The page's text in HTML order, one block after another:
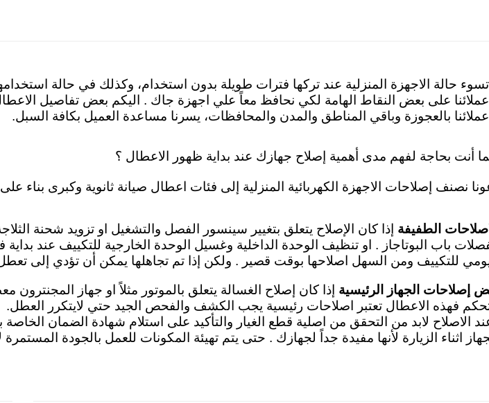
تسوء حالة الاجهزة المنزلية عند تركها فترات طويلة بدون استخدام، وكذلك في حالة
عملائنا على بعض النقاط الهامة لكي نحافظ معاً علي اجهزة جاك . اليكم بعض تفاصيل
عملائنا بالعجوزة وباقي المناطق والمدن والمحافظات، يسرنا مساعدة العميل بكافة السبل.
أنت بحاجة لفهم مدى أهمية إصلاح جهازك عند بداية ظهور الاعطال ؟
نصنف إصلاحات الاجهزة الكهربائية المنزلية إلى فئات اعطال صيانة ثانوية وكبرى بناء
الطفيفة إذا كان الإصلاح يتعلق بتغيير سينسور الفصل والتشغيل او تزويد شحنة
باب البوتاجاز . او تنظيف الوحدة الداخلية وغسيل الوحدة الخارجية للتكييف عند
للتكييف ومن السهل اصلاحها بوقت قصير . ولكن إذا تم تجاهلها يمكن أن تؤدي إلى
إصلاحات الجهاز الرئيسية إذا كان إصلاح الغسالة يتعلق بالموتور مثلاً او جهاز
فهذه الاعطال تعتبر اصلاحات رئيسية يجب الكشف والفحص الجيد حتي لايتكرر العطل.
الاصلاح لابد من التحقق من اصلية قطع الغيار والتأكيد على استلام شهادة الضمان
اثناء الزيارة لأنها مفيدة جداً لجهازك . حتى يتم تهيئة المكونات للعمل بالجودة المستمرة